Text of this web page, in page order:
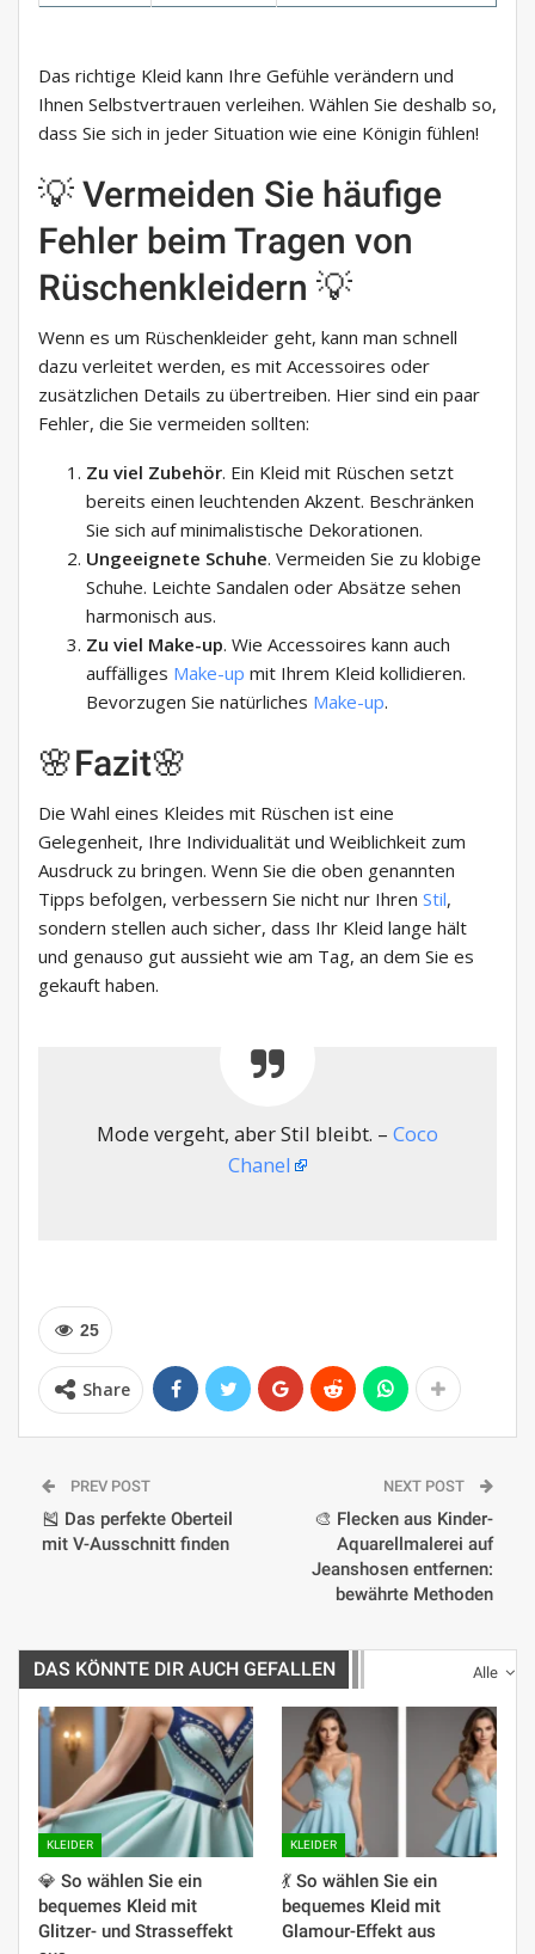
Das richtige Kleid kann Ihre Gefühle verändern und
Ihnen Selbstvertrauen verleihen. Wählen Sie deshalb so,
dass Sie sich in jeder Situation wie eine Königin fühlen!
💡 Vermeiden Sie häufige
Fehler beim Tragen von
Rüschenkleidern 💡
Wenn es um Rüschenkleider geht, kann man schnell
dazu verleitet werden, es mit Accessoires oder
zusätzlichen Details zu übertreiben. Hier sind ein paar
Fehler, die Sie vermeiden sollten:
Zu viel Zubehör. Ein Kleid mit Rüschen setzt
bereits einen leuchtenden Akzent. Beschränken
Sie sich auf minimalistische Dekorationen.
Ungeeignete Schuhe. Vermeiden Sie zu klobige
Schuhe. Leichte Sandalen oder Absätze sehen
harmonisch aus.
Zu viel Make-up. Wie Accessoires kann auch
auffälliges Make-up mit Ihrem Kleid kollidieren.
Bevorzugen Sie natürliches Make-up.
🌸Fazit🌸
Die Wahl eines Kleides mit Rüschen ist eine
Gelegenheit, Ihre Individualität und Weiblichkeit zum
Ausdruck zu bringen. Wenn Sie die oben genannten
Tipps befolgen, verbessern Sie nicht nur Ihren Stil,
sondern stellen auch sicher, dass Ihr Kleid lange hält
und genauso gut aussieht wie am Tag, an dem Sie es
gekauft haben.
Mode vergeht, aber Stil bleibt. – Coco
Chanel
25
Share
PREV POST
🎽 Das perfekte Oberteil
mit V-Ausschnitt finden
NEXT POST
🎨 Flecken aus Kinder-
Aquarellmalerei auf
Jeanshosen entfernen:
bewährte Methoden
Alle
DAS KÖNNTE DIR AUCH GEFALLEN
KLEIDER
💎 So wählen Sie ein
bequemes Kleid mit
Glitzer- und Strasseffekt
KLEIDER
💃 So wählen Sie ein
bequemes Kleid mit
Glamour-Effekt aus